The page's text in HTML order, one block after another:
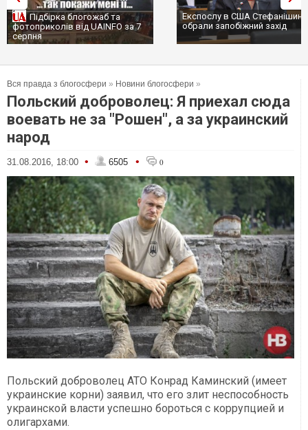
Підбірка блогожаб та
фотоприколів від UAINFO за 7
серпня
Експослу в США
обрали запобіжний захід
Вся правда з блогосфери » Новини блогосфери »
Польский доброволец: Я приехал сюда
воевать не за "Рошен", а за украинский
народ
31.08.2016, 18:00 • 6505 • 0
Польский доброволец АТО Конрад Каминский (имеет
украинские корни) заявил, что его злит неспособность
украинской власти успешно бороться с коррупцией и
олигархами.